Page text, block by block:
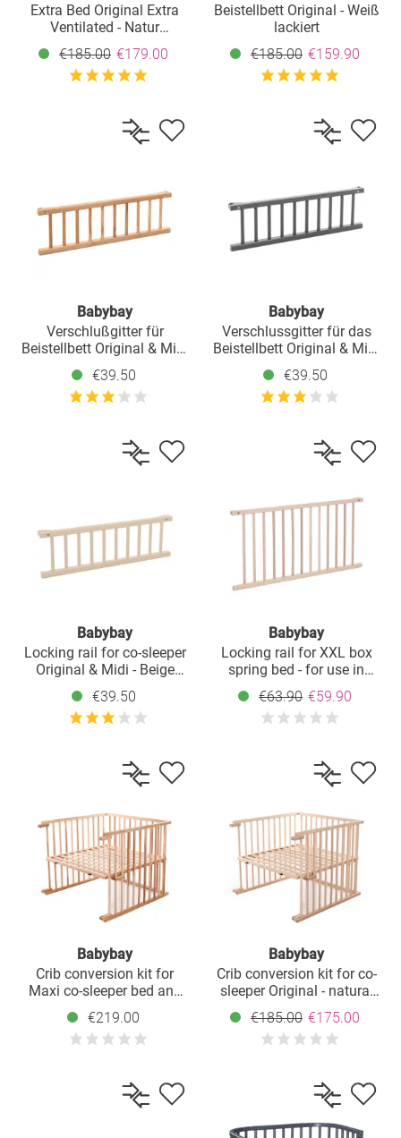
Extra Bed Original Extra
Ventilated - Natur
lacquered
€185.00 €179.00
Beistellbett Original - Weiß
lackiert
€185.00 €159.90
Babybay
Verschlußgitter für
Beistellbett Original & Midi
- Kernbuche geölt
€39.50
Babybay
Verschlussgitter für das
Beistellbett Original & Midi
- Schiefergrau lackiert
€39.50
Babybay
Locking rail for co-sleeper
Original & Midi - Beige
lacquered
€39.50
Babybay
Locking rail for XXL box
spring bed - for use in
children's beds - natural,
untreated
€63.90 €59.90
Babybay
Crib conversion kit for
Maxi co-sleeper bed and
Boxspring - oiled beech
heartwood
€219.00
Babybay
Crib conversion kit for co-
sleeper Original - natural
untreated
€185.00 €175.00